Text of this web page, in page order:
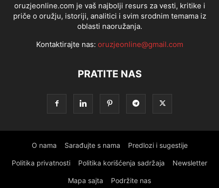
oruzjeonline.com je vaš najbolji resurs za vesti, kritike i
priče o oružju, istoriji, analitici i svim srodnim temama iz
oblasti naoružanja.
Kontaktirajte nas: oruzjeonline@gmail.com
PRATITE NAS
O nama Sarađujte s nama Predlozi i sugestije
Politika privatnosti Politika korišćenja sadržaja Newsletter
Mapa sajta Podržite nas